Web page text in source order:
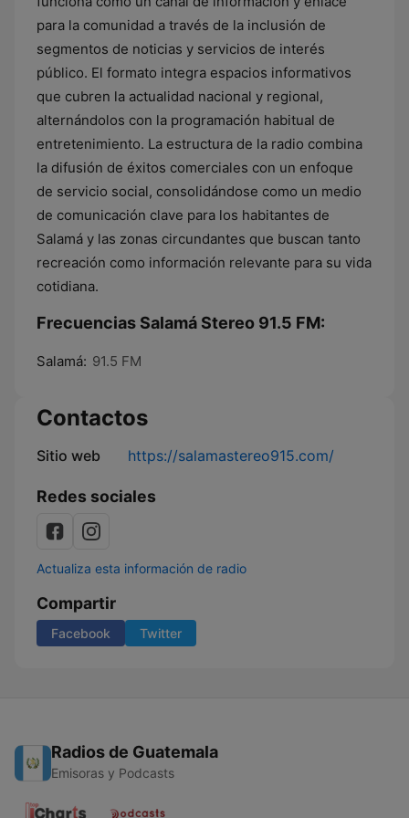
para la comunidad a través de la inclusión de
segmentos de noticias y servicios de interés
público. El formato integra espacios informativos
que cubren la actualidad nacional y regional,
alternándolos con la programación habitual de
entretenimiento. La estructura de la radio combina
la difusión de éxitos comerciales con un enfoque
de servicio social, consolidándose como un medio
de comunicación clave para los habitantes de
Salamá y las zonas circundantes que buscan tanto
recreación como información relevante para su vida
cotidiana.
Frecuencias Salamá Stereo 91.5 FM:
Salamá: 91.5 FM
Contactos
Sitio web https://salamastereo915.com/
Redes sociales
Actualiza esta información de radio
Compartir
Facebook Twitter
Radios de Guatemala
Emisoras y Podcasts